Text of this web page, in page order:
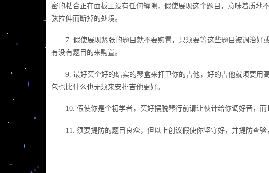
密的粘合正在面板上没有任何罅隙，假使展现这个题目，意味着质地
弦拉伸而断掉的处境。
7. 假使展现紧张的题目就不要购置，只须要等这些题目被调治好
有没有题目的来购置。
9. 最好买个好的结实的琴盒来扞卫你的吉他，好的吉他就须要用
包也比什么也无须来安排吉他更好。
10. 假使你是个初学者，买好摆脱琴行前请让伙计给你调好音，而
11. 须要提防的题目良众，但以上创议假使你坚守好，并提防查验